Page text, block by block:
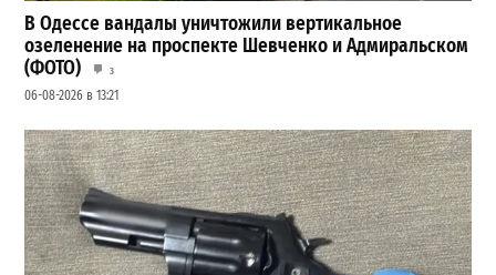
В Одессе вандалы уничтожили вертикальное
озеленение на проспекте Шевченко и Адмиральском
(ФОТО)
3
06-08-2026 в 13:21